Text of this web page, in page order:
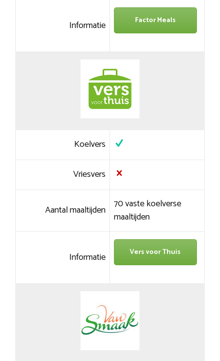
Informatie Factor Meals
Koelvers
Vriesvers
Aantal maaltijden 70 vaste koelverse
maaltijden
Informatie Vers voor Thuis